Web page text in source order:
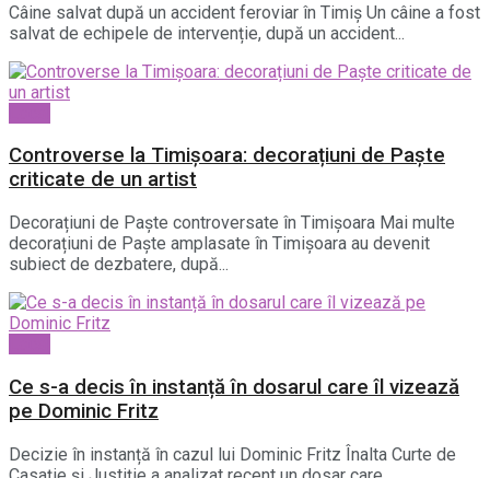
Câine salvat după un accident feroviar în Timiș Un câine a fost
salvat de echipele de intervenție, după un accident...
Controverse la Timișoara: decorațiuni de Paște
criticate de un artist
Decorațiuni de Paște controversate în Timișoara Mai multe
decorațiuni de Paște amplasate în Timișoara au devenit
subiect de dezbatere, după...
Ce s-a decis în instanță în dosarul care îl vizează
pe Dominic Fritz
Decizie în instanță în cazul lui Dominic Fritz Înalta Curte de